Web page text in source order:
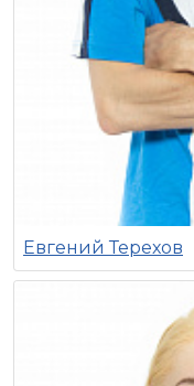
Евгений Терехов